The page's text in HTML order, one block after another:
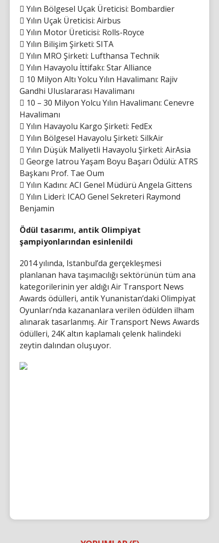
 Yılın Bölgesel Uçak Üreticisi: Bombardier
 Yılın Uçak Üreticisi: Airbus
 Yılın Motor Üreticisi: Rolls-Royce
 Yılın Bilişim Şirketi: SITA
 Yılın MRO Şirketi: Lufthansa Technik
 Yılın Havayolu İttifakı: Star Alliance
 10 Milyon Altı Yolcu Yılın Havalimanı: Rajiv
Gandhi Uluslararası Havalimanı
 10 – 30 Milyon Yolcu Yılın Havalimanı: Cenevre
Havalimanı
 Yılın Havayolu Kargo Şirketi: FedEx
 Yılın Bölgesel Havayolu Şirketi: SilkAir
 Yılın Düşük Maliyetli Havayolu Şirketi: AirAsia
 George Iatrou Yaşam Boyu Başarı Ödülü: ATRS
Başkanı Prof. Tae Oum
 Yılın Kadını: ACI Genel Müdürü Angela Gittens
 Yılın Lideri: ICAO Genel Sekreteri Raymond
Benjamin
Ödül tasarımı, antik Olimpiyat
şampiyonlarından esinlenildi
2014 yılında, Istanbul’da gerçekleşmesi
planlanan hava taşımacılığı sektörünün tüm ana
kategorilerinin yer aldığı Air Transport News
Awards ödülleri, antik Yunanistan’daki Olimpiyat
Oyunları’nda kazananlara verilen ödülden ilham
alınarak tasarlanmış. Air Transport News Awards
ödülleri, 24K altın kaplamalı çelenk halindeki
zeytin dalından oluşuyor.